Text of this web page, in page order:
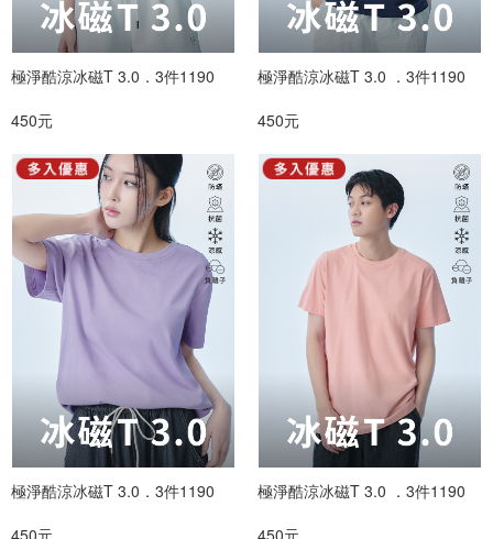
極淨酷涼冰磁T 3.0．3件1190
450元
極淨酷涼冰磁T 3.0 ．3件1190
450元
極淨酷涼冰磁T 3.0．3件1190
450元
極淨酷涼冰磁T 3.0 ．3件1190
450元